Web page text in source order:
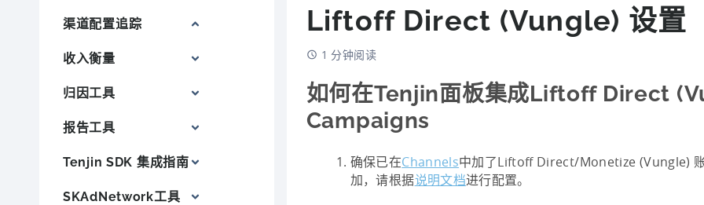
渠道配置追踪
收入衡量
归因工具
报告工具
Tenjin SDK 集成指南
SKAdNetwork工具
Liftoff Direct (Vungle) 设置
1 分钟阅读
如何在Tenjin面板集成Liftoff Direct
Campaigns
确保已在Channels中加了Liftoff Direct/Monetize (Vungle)
加，请根据说明文档进行配置。